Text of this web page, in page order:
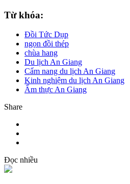
Từ khóa:
Đồi Tức Dụp
ngọn đồi thép
chùa hang
Du lịch An Giang
Cẩm nang du lịch An Giang
Kinh nghiệm du lịch An Giang
Ẩm thực An Giang
Share
Đọc nhiều